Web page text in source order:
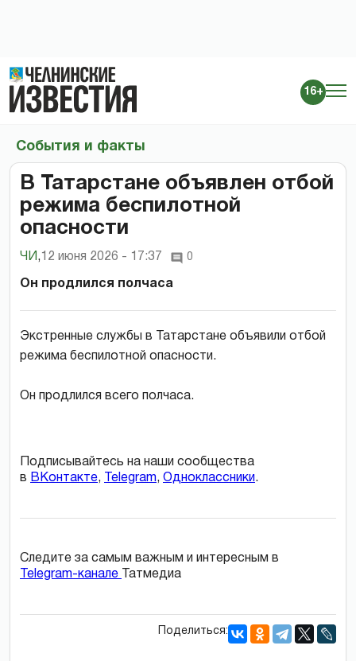
16+
События и факты
В Татарстане объявлен отбой
режима беспилотной
опасности
ЧИ , 12 июня 2026 - 17:37 0
Он продлился полчаса
Экстренные службы в Татарстане объявили отбой
режима беспилотной опасности.
Он продлился всего полчаса.
Подписывайтесь на наши сообщества
в ВКонтакте, Telegram, Одноклассники.
Следите за самым важным и интересным в
Telegram-канале
Татмедиа
Поделиться: